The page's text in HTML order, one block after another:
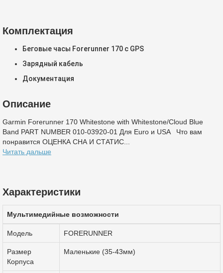
Комплектация
Беговые часы Forerunner 170 с GPS
Зарядный кабель
Документация
Описание
Garmin Forerunner 170 Whitestone with Whitestone/Cloud Blue
Band PART NUMBER 010-03920-01 Для Euro и USA Что вам
понравится ОЦЕНКА СНА И СТАТИС...
Читать дальше
Характеристики
Мультимедийные возможности
Модель FORERUNNER
Размер
Корпуса
Маленькие (35-43мм)